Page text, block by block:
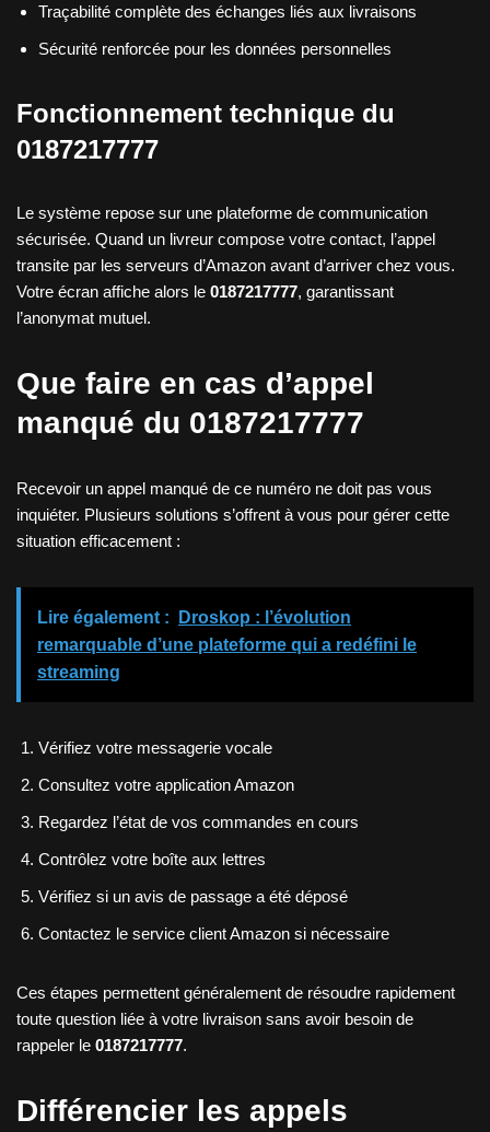
Traçabilité complète des échanges liés aux livraisons
Sécurité renforcée pour les données personnelles
Fonctionnement technique du
0187217777
Le système repose sur une plateforme de communication
sécurisée. Quand un livreur compose votre contact, l’appel
transite par les serveurs d’Amazon avant d’arriver chez vous.
Votre écran affiche alors le 0187217777, garantissant
l’anonymat mutuel.
Que faire en cas d’appel
manqué du 0187217777
Recevoir un appel manqué de ce numéro ne doit pas vous
inquiéter. Plusieurs solutions s’offrent à vous pour gérer cette
situation efficacement :
Lire également :
Droskop : l’évolution
remarquable d’une plateforme qui a redéfini le
streaming
Vérifiez votre messagerie vocale
Consultez votre application Amazon
Regardez l’état de vos commandes en cours
Contrôlez votre boîte aux lettres
Vérifiez si un avis de passage a été déposé
Contactez le service client Amazon si nécessaire
Ces étapes permettent généralement de résoudre rapidement
toute question liée à votre livraison sans avoir besoin de
rappeler le 0187217777.
Différencier les appels